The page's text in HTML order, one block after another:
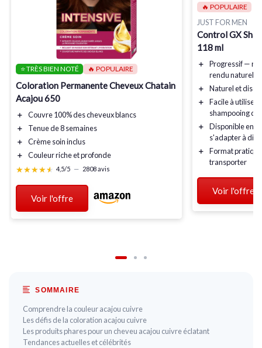
⭐ TRÈS BIEN NOTÉ 🔥 POPULAIRE
Coloration Permanente Cheveux Chatain
Acajou 650
＋
Couvre 100% des cheveux blancs
＋
Tenue de 8 semaines
＋
Crème soin inclus
＋
Couleur riche et profonde
★★★★★
★★★★★ 4,5/5 — 2808 avis
Voir l'offre
🔥 POPULAIRE
JUST FOR MEN
Control GX
118 ml
＋ Progressif—
rendu naturel
＋
Naturelet
＋
Facile à utiliser
shampooing
＋
Disponible en
s'adapter à
＋
Format pratique
transporter
Voir l'offre
SOMMAIRE
Comprendre la couleur acajou cuivre
Les défis de la coloration acajou cuivre
Les produits phares pour un cheveu acajou cuivre éclatant
Tendances actuelles et célébrités